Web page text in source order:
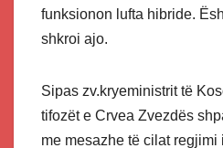
funksionon lufta hibride.
shkroi ajo.
Sipas zv.kryeministrit të
tifozët e Crvea Zvezdës
me mesazhe të cilat regjimi